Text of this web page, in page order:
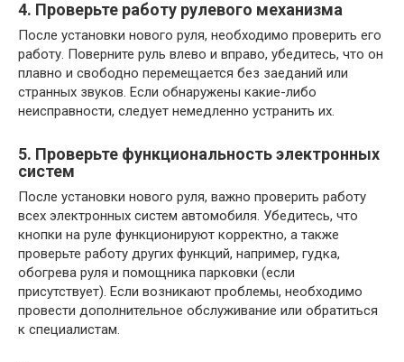
4. Проверьте работу рулевого механизма
После установки нового руля, необходимо проверить его
работу. Поверните руль влево и вправо, убедитесь, что он
плавно и свободно перемещается без заеданий или
странных звуков. Если обнаружены какие-либо
неисправности, следует немедленно устранить их.
5. Проверьте функциональность электронных
систем
После установки нового руля, важно проверить работу
всех электронных систем автомобиля. Убедитесь, что
кнопки на руле функционируют корректно, а также
проверьте работу других функций, например, гудка,
обогрева руля и помощника парковки (если
присутствует). Если возникают проблемы, необходимо
провести дополнительное обслуживание или обратиться
к специалистам.